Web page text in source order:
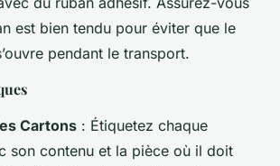
est bien tendu pour éviter que le
pendant le transport.
Cartons : Étiquetez chaque
son contenu et la pièce où il doit